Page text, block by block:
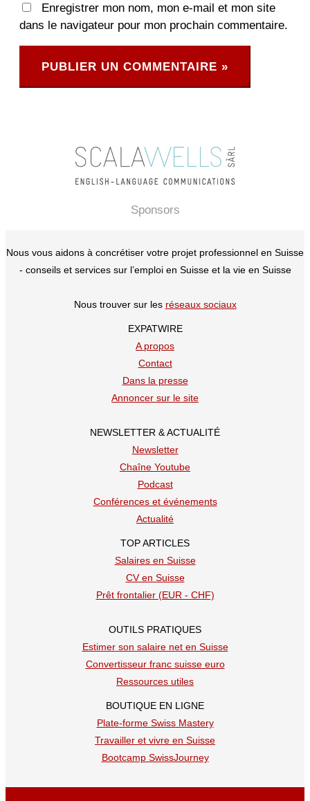
Enregistrer mon nom, mon e-mail et mon site
dans le navigateur pour mon prochain commentaire.
Sponsors
Nous vous aidons à concrétiser votre projet professionnel en Suisse
- conseils et services sur l’emploi en Suisse et la vie en Suisse
Nous trouver sur les réseaux sociaux
EXPATWIRE
A propos
Contact
Dans la presse
Annoncer sur le site
NEWSLETTER & ACTUALITÉ
Newsletter
Chaîne Youtube
Podcast
Conférences et événements
Actualité
TOP ARTICLES
Salaires en Suisse
CV en Suisse
Prêt frontalier (EUR - CHF)
OUTILS PRATIQUES
Estimer son salaire net en Suisse
Convertisseur franc suisse euro
Ressources utiles
BOUTIQUE EN LIGNE
Plate-forme Swiss Mastery
Travailler et vivre en Suisse
Bootcamp SwissJourney